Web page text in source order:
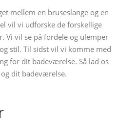
mellem en bruseslange og en
vil vi udforske de forskellige
Vi vil se på fordele og ulemper
stil. Til sidst vil vi komme med
for dit badeværelse. Så lad os
dit badeværelse.